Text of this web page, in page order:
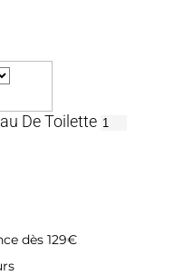
De Toilette
dès 129€